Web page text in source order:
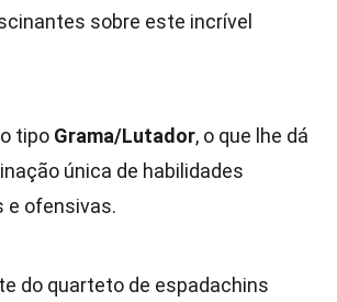
sobre este incrível
tipo Grama/Lutador, o que lhe dá
única de habilidades
e ofensivas.
do quarteto de espadachins